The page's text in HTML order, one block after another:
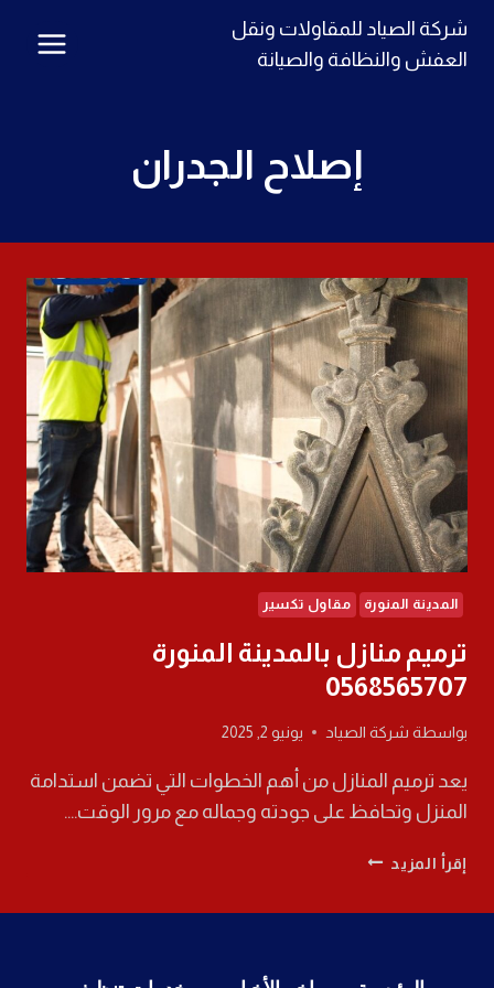
التجاوز
شركة الصياد للمقاولات ونقل
العفش والنظافة والصيانة
إصلاح الجدران
المدينة المنورة مقاول تكسير
ترميم منازل بالمدينة المنورة
0568565707
بواسطة شركة الصياد يونيو 2, 2025
يعد ترميم المنازل من أهم الخطوات التي تضمن استدامة
المنزل وتحافظ على جودته وجماله مع مرور الوقت….
إقرأ المزيد ترميم